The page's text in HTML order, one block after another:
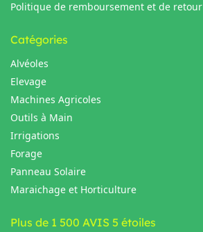
Politique de remboursement et de retour
Catégories
Alvéoles
Elevage
Machines Agricoles
Outils à Main
Irrigations
Forage
Panneau Solaire
Maraichage et Horticulture
Plus de 1 500 AVIS 5 étoiles